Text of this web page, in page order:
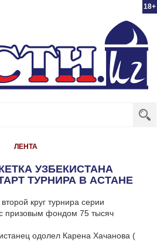
18+
ЛЕНТА
УЗБЕКИСТАНА
ТУРНИРА В АСТАНЕ
круг турнира серии
призовым фондом 75 тысяч
одолел Карена Хачанова (